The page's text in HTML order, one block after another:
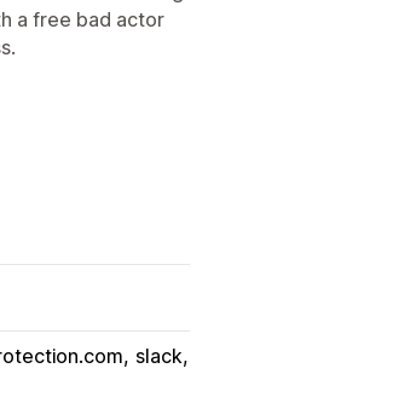
a free bad actor
slack